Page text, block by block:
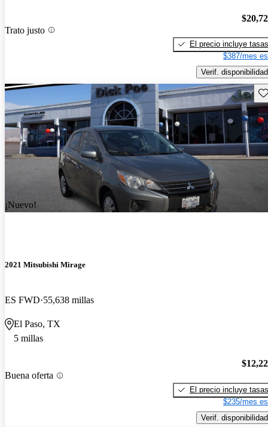
Trato justo
El precio incluye tasas
$387/mes
Verif. disponibilidad
¡Nuevo!
2021 Mitsubishi Mirage
ES FWD 55,638 millas
El Paso, TX
5 millas
Buena oferta
El precio incluye tasas
$235/mes
Verif. disponibilidad